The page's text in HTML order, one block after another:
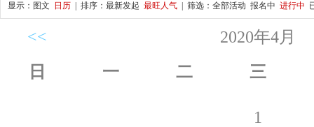
显示： 图文 日历 | 排序： 最新发起 最旺人气 | 筛选： 全部活动 报名中 进行中
<<
2020年4月
日
一 二 三
1